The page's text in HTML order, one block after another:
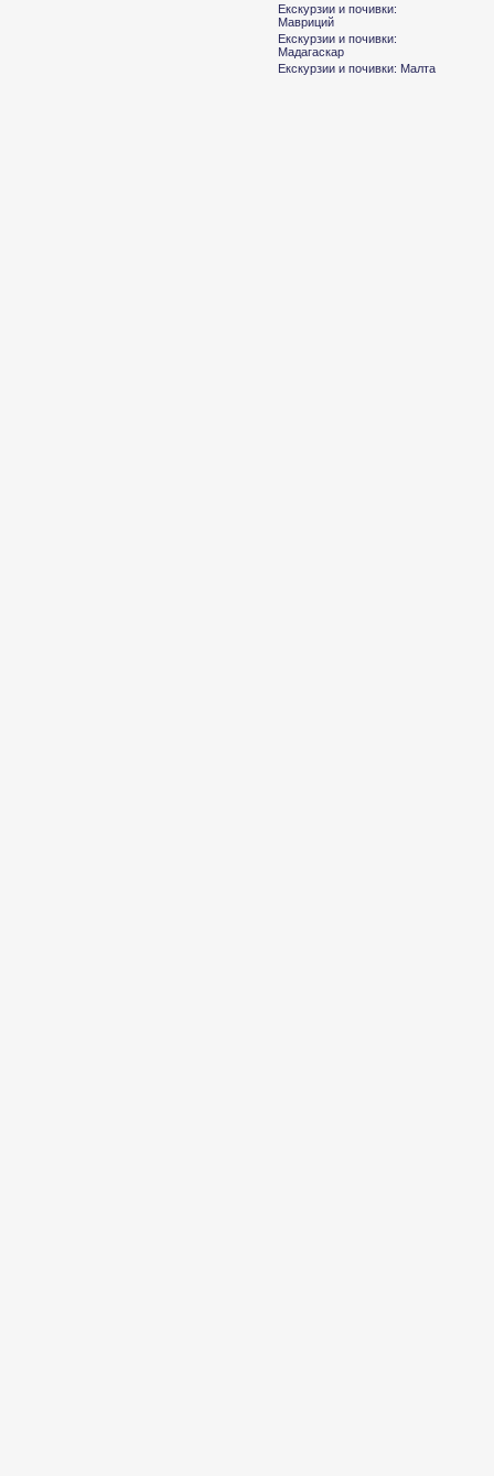
Екскурзии и почивки:
Мавриций
Екскурзии и почивки:
Мадагаскар
Екскурзии и почивки: Малта